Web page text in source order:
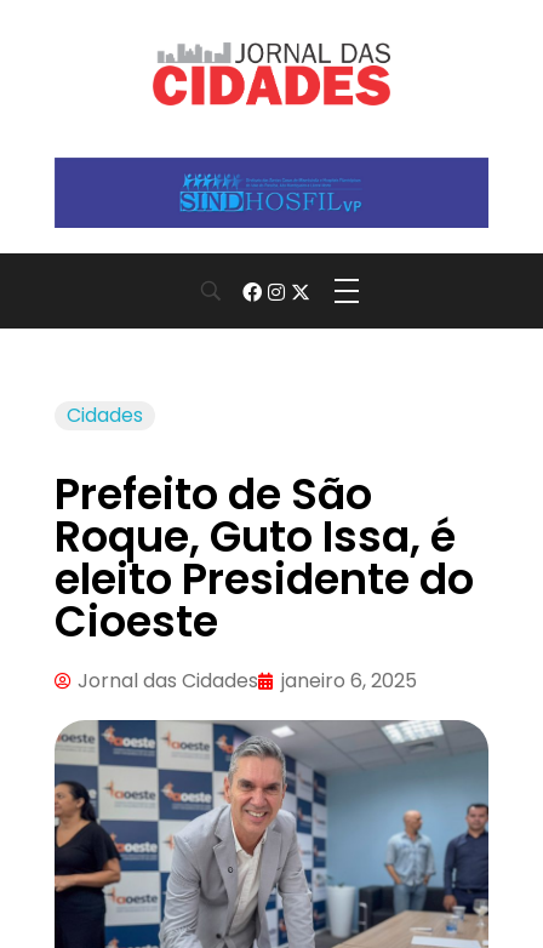
Cidades
Prefeito de São
Roque, Guto Issa, é
eleito Presidente do
Cioeste
Jornal das Cidades janeiro 6, 2025